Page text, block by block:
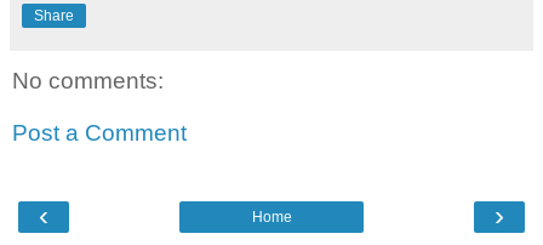
Share
No comments:
Post a Comment
‹ ›
Home